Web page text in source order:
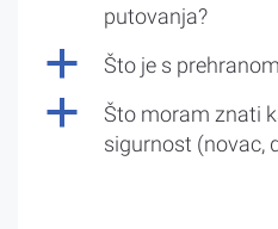
putovanja?
a Što je s
a
Što moram znati
sigurnost (novac,